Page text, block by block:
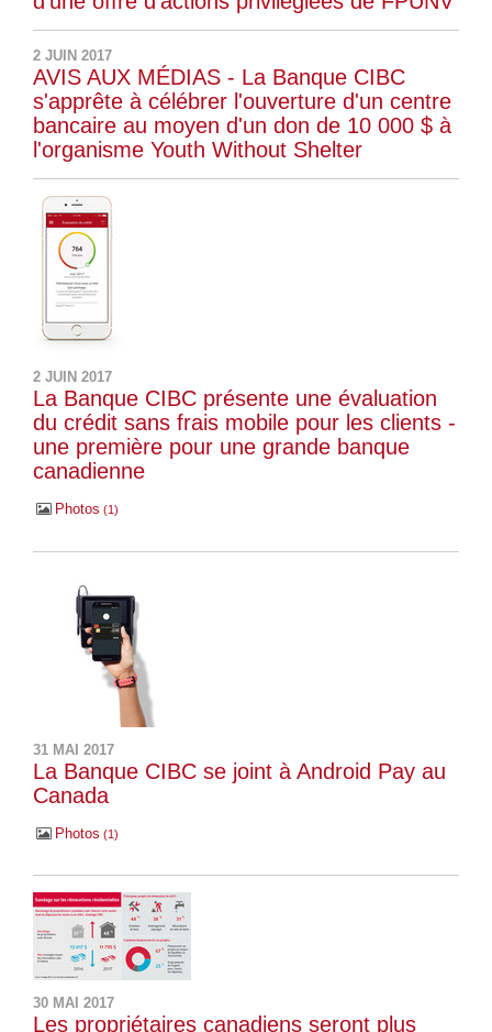
2 JUIN 2017
AVIS AUX MÉDIAS - La Banque CIBC
s'apprête à célébrer l'ouverture d'un centre
bancaire au moyen d'un don de 10 000 $ à
l'organisme Youth Without Shelter
2 JUIN 2017
La Banque CIBC présente une évaluation
du crédit sans frais mobile pour les clients -
une première pour une grande banque
canadienne
Photos 1
31 MAI 2017
La Banque CIBC se joint à Android Pay au
Canada
Photos 1
30 MAI 2017
Les propriétaires canadiens seront plus